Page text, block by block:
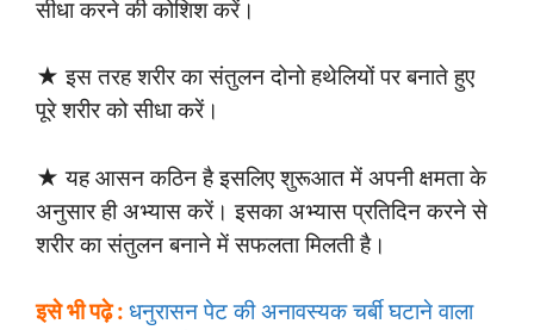
सीधा करने की कोशिश करें।
★ इस तरह शरीर का संतुलन दोनो हथेलियों पर बनाते हुए
पूरे शरीर को सीधा करें।
★ यह आसन कठिन है इसलिए शुरूआत में अपनी क्षमता के
अनुसार ही अभ्यास करें। इसका अभ्यास प्रतिदिन करने से
शरीर का संतुलन बनाने में सफलता मिलती है।
इसे भी पढ़े : धनुरासन पेट की अनावस्यक चर्बी घटाने वाला